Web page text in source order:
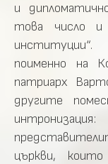
и
това число
поименно на
патриарх
другите
църкви,